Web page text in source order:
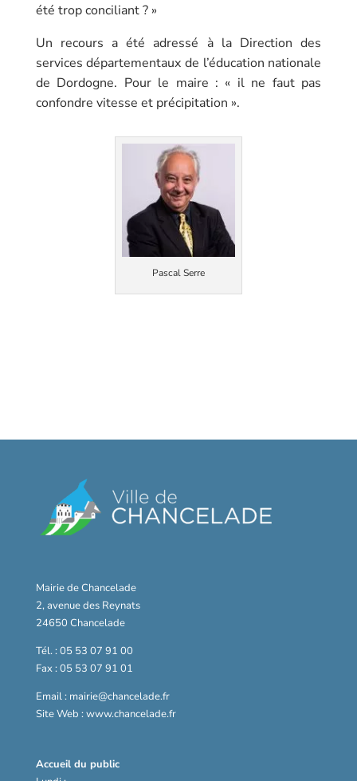
été trop conciliant ? »
Un recours a été adressé à la Direction des
services départementaux de l’éducation nationale
de Dordogne. Pour le maire : « il ne faut pas
confondre vitesse et précipitation ».
Pascal Serre
Mairie de Chancelade
2, avenue des Reynats
24650 Chancelade
Tél. : 05 53 07 91 00
Fax : 05 53 07 91 01
Email : mairie@chancelade.fr
Site Web : www.chancelade.fr
Accueil du public